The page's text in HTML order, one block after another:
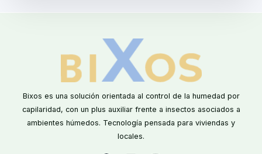
Bixos es una solución orientada al control de la humedad por
capilaridad, con un plus auxiliar frente a insectos asociados a
ambientes húmedos. Tecnología pensada para viviendas y
locales.